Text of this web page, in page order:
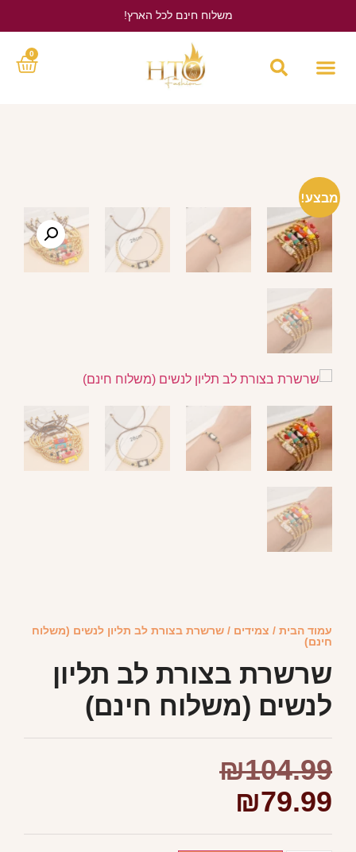
משלוח חינם לכל הארץ!
0
מבצע!
עמוד הבית / צמידים / שרשרת בצורת לב תליון לנשים (משלוח
חינם)
שרשרת בצורת לב תליון
לנשים (משלוח חינם)
₪104.99
₪79.99